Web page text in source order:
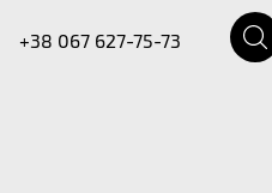
+38 067 627-75-73